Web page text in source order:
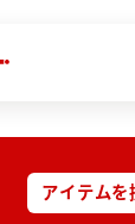
アイテムを